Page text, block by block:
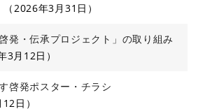
2026年3月31日
発・伝承プロジェクト」の取り組み
3月12日
啓発ポスター・チラシ
日